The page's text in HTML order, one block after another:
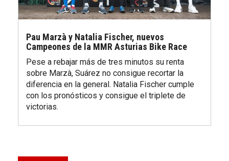
Pau Marzà y Natalia Fischer, nuevos
Campeones de la MMR Asturias Bike Race
Pese a rebajar más de tres minutos su renta
sobre Marzà, Suárez no consigue recortar la
diferencia en la general. Natalia Fischer cumple
con los pronósticos y consigue el triplete de
victorias.